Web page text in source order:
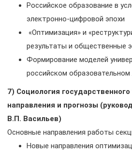
Российское образование в
электронно-цифровой эпохи
«Оптимизация» и
результаты и общественные
Формирование моделей
российском
7) Социология
направления и прогнозы
В.П. Васильев)
Основные направления работы
Новые направления